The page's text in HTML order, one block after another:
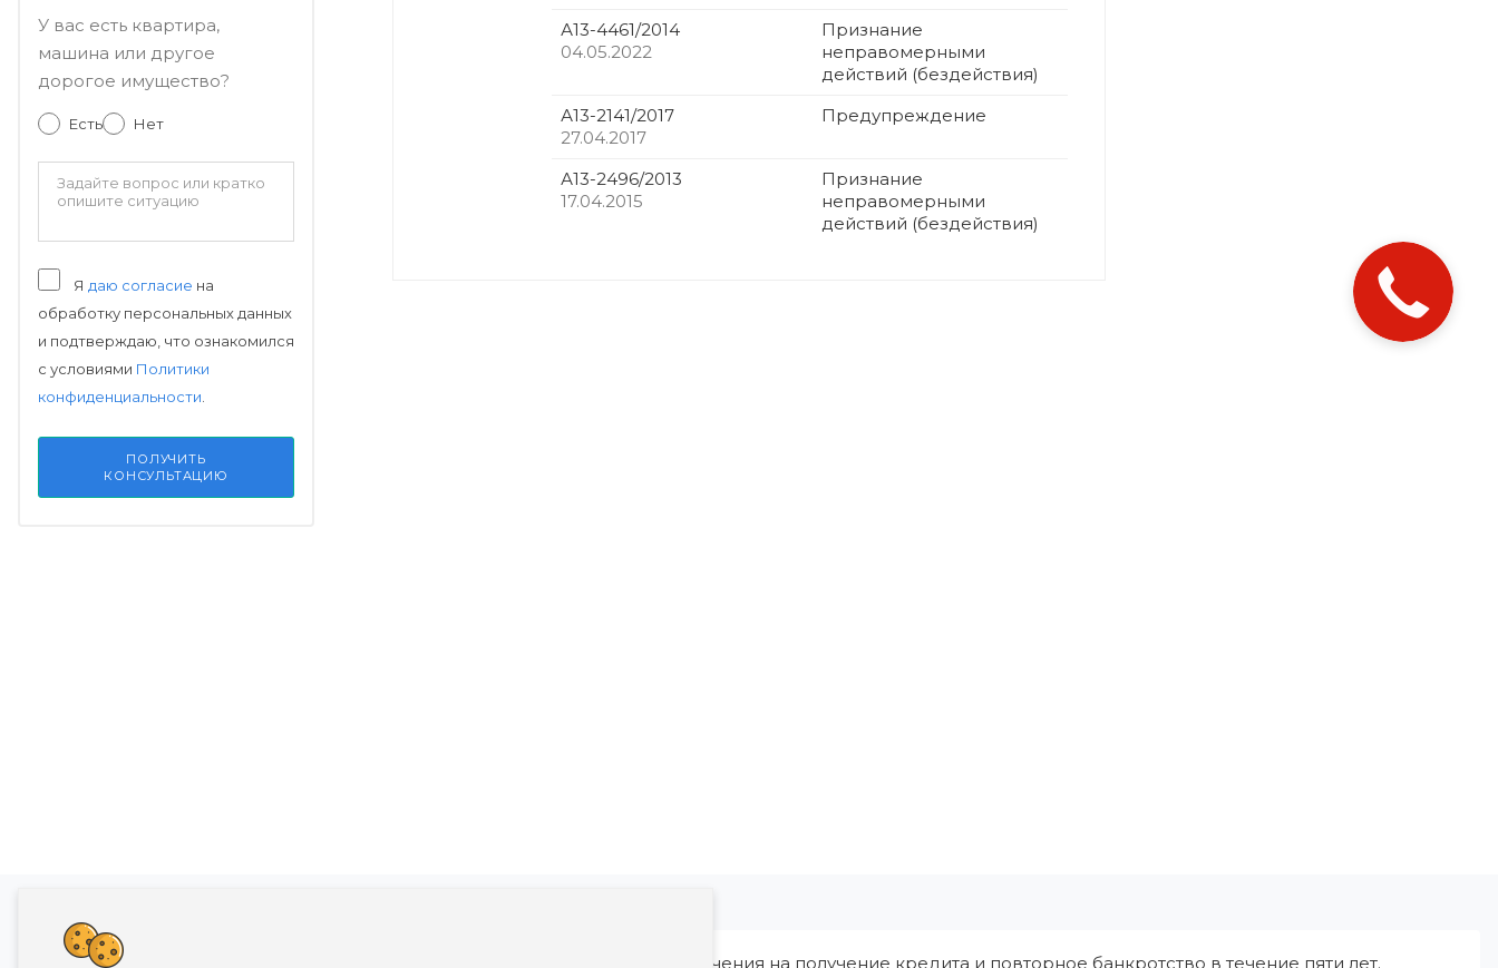
У вас есть квартира,
машина или другое
дорогое имущество?
Есть Нет
Я даю согласие на
обработку персональных данных
и подтверждаю, что ознакомился
с условиями Политики
конфиденциальности.
ПОЛУЧИТЬ
КОНСУЛЬТАЦИЮ
А13-4461/2014
04.05.2022
Признание
неправомерными
действий (бездействия)
А13-2141/2017
27.04.2017
Предупреждение
А13-2496/2013
17.04.2015
Признание
неправомерными
действий (бездействия)
Банкротство влечет негативные последствия, в том числе ограничения на получение кредита и повторное банкротство в течение пяти лет.